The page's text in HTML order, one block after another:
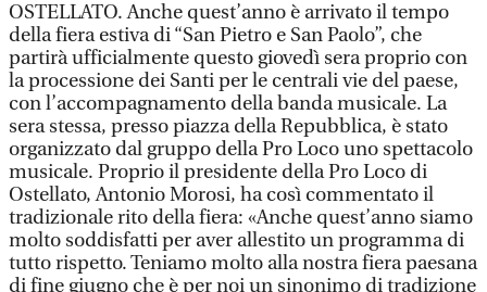
OSTELLATO. Anche quest’anno è arrivato il tempo
della fiera estiva di “San Pietro e San Paolo”, che
partirà ufficialmente questo giovedì sera proprio con
la processione dei Santi per le centrali vie del paese,
con l’accompagnamento della banda musicale. La
sera stessa, presso piazza della Repubblica, è stato
organizzato dal gruppo della Pro Loco uno spettacolo
musicale. Proprio il presidente della Pro Loco di
Ostellato, Antonio Morosi, ha così commentato il
tradizionale rito della fiera: «Anche quest’anno siamo
molto soddisfatti per aver allestito un programma di
tutto rispetto. Teniamo molto alla nostra fiera paesana
di fine giugno che è per noi un sinonimo di tradizione